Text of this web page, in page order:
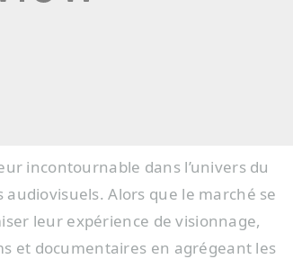
incontournable dans l’univers du
Alors que le marché se
leur expérience de visionnage,
et documentaires en agrégeant les